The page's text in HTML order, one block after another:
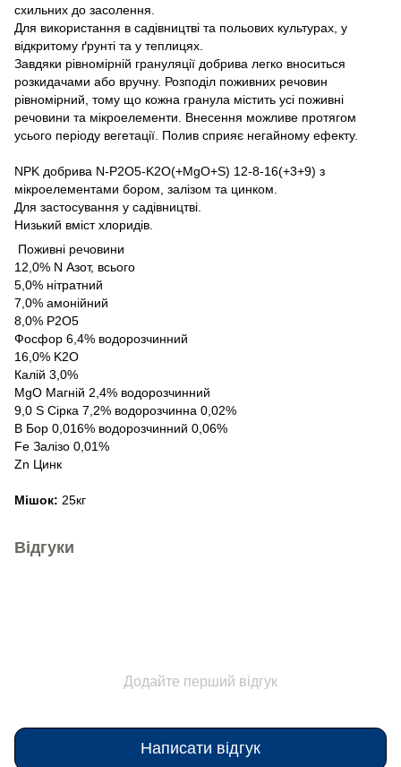
схильних до засолення.
Для використання в садівництві та польових культурах, у
відкритому ґрунті та у теплицях.
Завдяки рівномірній грануляції добрива легко вноситься
розкидачами або вручну. Розподіл поживних речовин
рівномірний, тому що кожна гранула містить усі поживні
речовини та мікроелементи. Внесення можливе протягом
усього періоду вегетації. Полив сприяє негайному ефекту.
NPK добрива N-P2O5-K2O(+MgO+S) 12-8-16(+3+9) з
мікроелементами бором, залізом та цинком.
Для застосування у садівництві.
Низький вміст хлоридів.
Поживні речовини
12,0% N Азот, всього
5,0% нітратний
7,0% амонійний
8,0% P2O5
Фосфор 6,4% водорозчинний
16,0% K2O
Калій 3,0%
MgO Магній 2,4% водорозчинний
9,0 S Сірка 7,2% водорозчинна 0,02%
B Бор 0,016% водорозчинний 0,06%
Fe Залізо 0,01%
Zn Цинк
Мішок: 25кг
Відгуки
Додайте перший відгук
Написати відгук